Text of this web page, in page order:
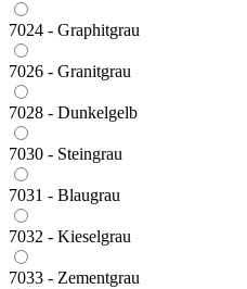
7024 - Graphitgrau
7026 - Granitgrau
7028 - Dunkelgelb
7030 - Steingrau
7031 - Blaugrau
7032 - Kieselgrau
7033 - Zementgrau